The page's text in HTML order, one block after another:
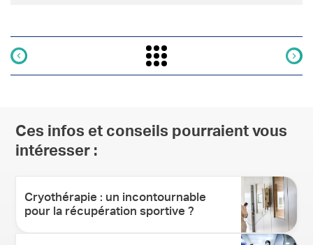
Ces infos et conseils pourraient vous
intéresser :
Cryothérapie : un incontournable
pour la récupération sportive ?